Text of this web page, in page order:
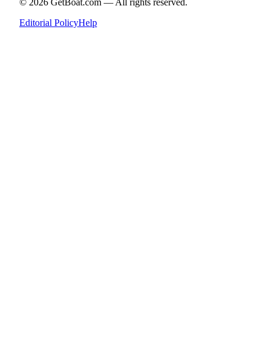
© 2026 GetBoat.com — All rights reserved.
Editorial PolicyHelp